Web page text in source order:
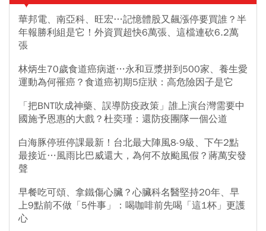
華邦電、南亞科、旺宏…記憶體股又飆漲停要買誰？半
年報勝利組是它！外資買超快6萬張、這檔連砍6.2萬
張
林炳生70歲食道癌病逝…永和豆漿拼到500家、養生愛
運動為何罹癌？食道癌初期5症狀：高危險因子是它
「把BNT吹成神藥、誤導防疫政策」誰上演台灣需要中
國施予恩惠的大戲？杜奕瑾：還防疫團隊一個公道
白海豚停班停課最新！台北最大陣風8-9級、下午2點
最接近…風雨比巴威還大，為何不放颱風假？蔣萬安發
聲
早餐吃可頌、拿鐵傷心臟？心臟科名醫堅持20年、早
上9點前不做「5件事」：喝咖啡前先喝「這1杯」更護
心